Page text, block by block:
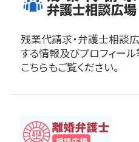
残業代請求・弁護士相談
する情報及びプロフィール
こちらもご覧ください。